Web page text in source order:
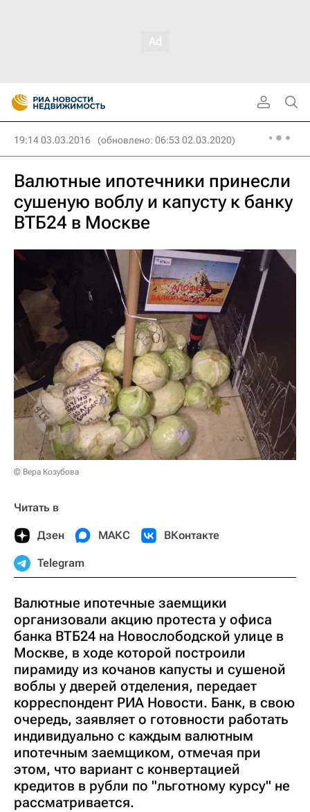
19:14 03.03.2016 (обновлено: 06:53 02.03.2020)
Валютные ипотечники принесли
сушеную воблу и капусту к банку
ВТБ24 в Москве
© Вера Козубова
Читать в
Дзен МАКС ВКонтакте
Telegram
Валютные ипотечные заемщики
организовали акцию протеста у офиса
банка ВТБ24 на Новослободской улице в
Москве, в ходе которой построили
пирамиду из кочанов капусты и сушеной
воблы у дверей отделения, передает
корреспондент РИА Новости. Банк, в свою
очередь, заявляет о готовности работать
индивидуально с каждым валютным
ипотечным заемщиком, отмечая при
этом, что вариант с конвертацией
кредитов в рубли по "льготному курсу" не
рассматривается.